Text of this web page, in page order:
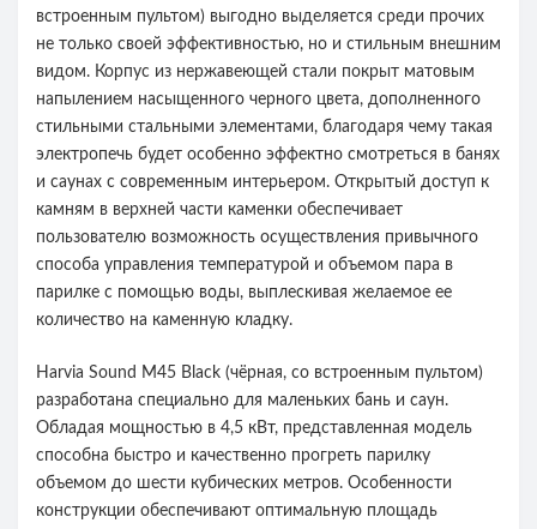
встроенным пультом) выгодно выделяется среди прочих
не только своей эффективностью, но и стильным внешним
видом. Корпус из нержавеющей стали покрыт матовым
напылением насыщенного черного цвета, дополненного
стильными стальными элементами, благодаря чему такая
электропечь будет особенно эффектно смотреться в банях
и саунах с современным интерьером. Открытый доступ к
камням в верхней части каменки обеспечивает
пользователю возможность осуществления привычного
способа управления температурой и объемом пара в
парилке с помощью воды, выплескивая желаемое ее
количество на каменную кладку.
Harvia Sound M45 Black (чёрная, со встроенным пультом)
разработана специально для маленьких бань и саун.
Обладая мощностью в 4,5 кВт, представленная модель
способна быстро и качественно прогреть парилку
объемом до шести кубических метров. Особенности
конструкции обеспечивают оптимальную площадь